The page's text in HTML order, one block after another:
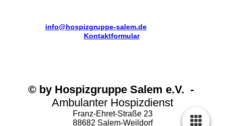
info@hospizgruppe-salem.de] oder über unser
Kontaktformular!
© by Hospizgruppe Salem e.V. -
Ambulanter Hospizdienst
Franz-Ehret-Straße 23
88682 Salem-Weildorf